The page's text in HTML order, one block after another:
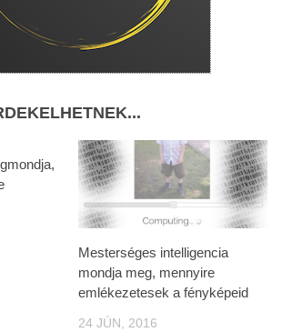
Mesterséges intelligencia
mondja meg, mennyire
emlékezetesek a fényképeid
24 JÚN, 2016